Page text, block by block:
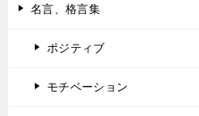
名言、格言集
ポジティブ
モチベーション